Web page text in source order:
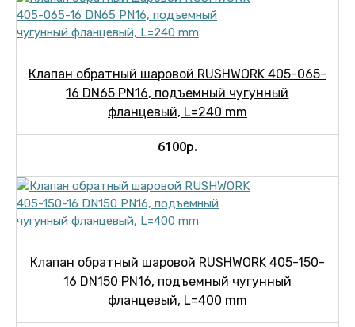
Клапан обратный шаровой RUSHWORK 405-065-
16 DN65 PN16, подъемный чугунный
фланцевый, L=240 mm
6100р.
Клапан обратный шаровой RUSHWORK 405-150-
16 DN150 PN16, подъемный чугунный
фланцевый, L=400 mm